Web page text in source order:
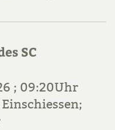
SC
; 09:20Uhr